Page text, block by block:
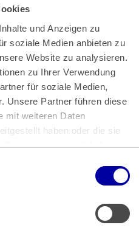
und Anzeigen zu
soziale Medien anbieten zu
Website zu analysieren.
zu Ihrer Verwendung
für soziale Medien,
Unsere Partner führen diese
mit weiteren Daten
haben oder die sie
Dienste gesammelt haben.